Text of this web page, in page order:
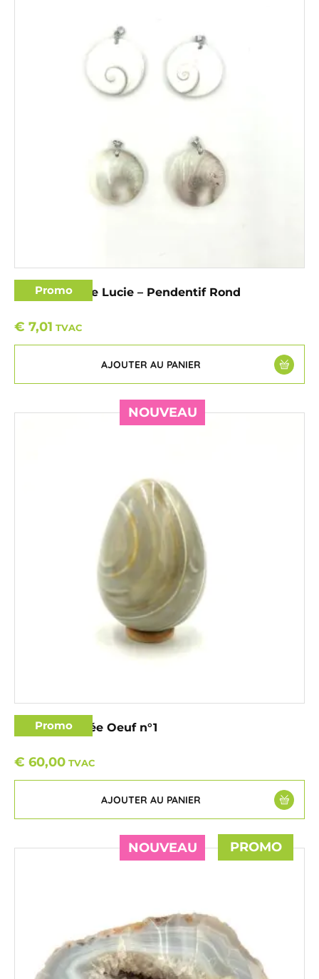
Promo
Oeil de Sainte Lucie – Pendentif Rond
€ 7,01 TVAC
AJOUTER AU PANIER
NOUVEAU
NOUVEAU
Promo
Agate rubanée Oeuf n°1
€ 60,00 TVAC
AJOUTER AU PANIER
NOUVEAU
NOUVEAU PROMO